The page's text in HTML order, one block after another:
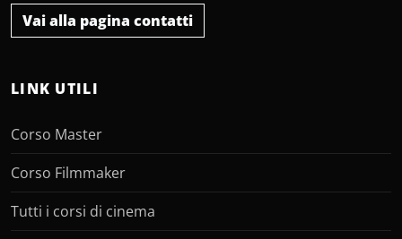
Vai alla pagina contatti
LINK UTILI
Corso Master
Corso Filmmaker
Tutti i corsi di cinema